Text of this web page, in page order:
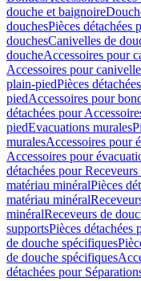
douche et baignoire
douchesPièces détachées
douchesCanivelles de
doucheAccessoires pour
Accessoires pour
plain-piedPièces
piedAccessoires pour
détachées pour
piedEvacuations murales
muralesAccessoires pour
Accessoires pour
détachées pour
matériau minéralPièces
matériau minéral
minéralReceveurs de
supportsPièces détachées
de douche spécifiques
de douche spécifiques
détachées pour